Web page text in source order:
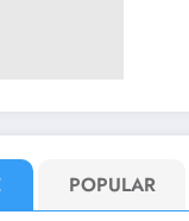
POPULAR